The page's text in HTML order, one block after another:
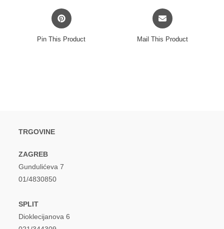
Opens
in
Pin This Product
Opens
in
Mail This Product
TRGOVINE
ZAGREB
Gundulićeva 7
01/4830850
SPLIT
Dioklecijanova 6